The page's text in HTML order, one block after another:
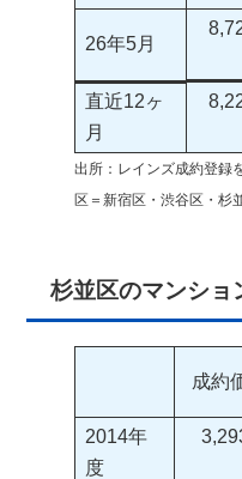
26年5月
直近12ヶ
月
出所：レインズ成約登録
区＝新宿区・渋谷区・杉
杉並区のマンショ
成約
2014年
度